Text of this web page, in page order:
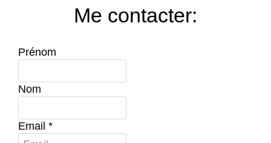
Me contacter:
Prénom
Nom
Email *